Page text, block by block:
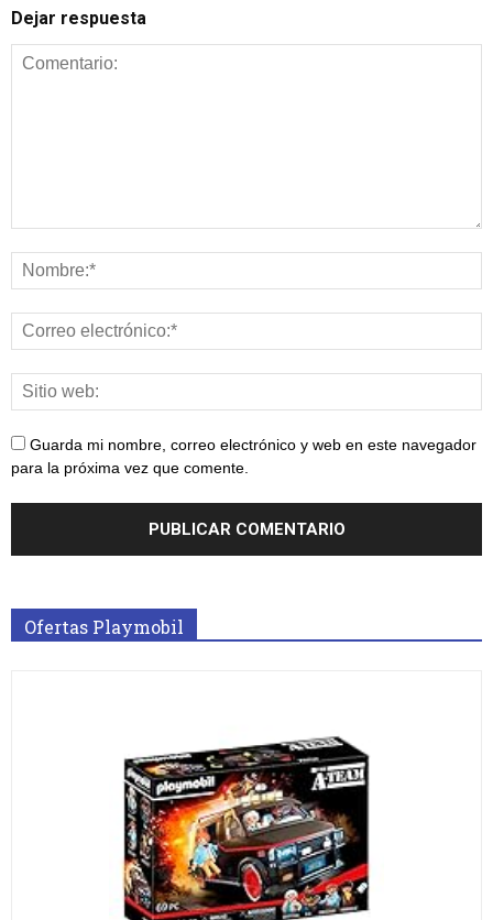
Dejar respuesta
Guarda mi nombre, correo electrónico y web en este navegador
para la próxima vez que comente.
Ofertas Playmobil